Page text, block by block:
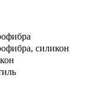
силикон